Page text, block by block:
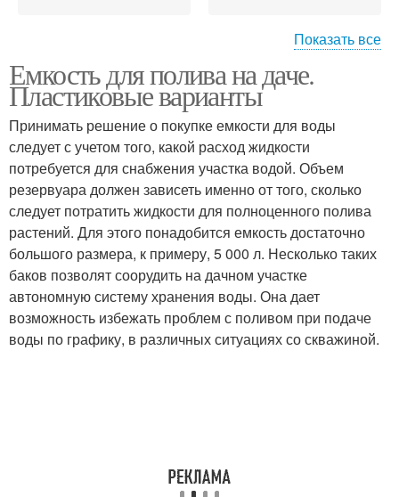
полива
Капельный полив
Бак для полива
Показать все
Емкость для полива на даче.
Пластиковые варианты
Принимать решение о покупке емкости для воды
следует с учетом того, какой расход жидкости
потребуется для снабжения участка водой. Объем
резервуара должен зависеть именно от того, сколько
следует потратить жидкости для полноценного полива
растений. Для этого понадобится емкость достаточно
большого размера, к примеру, 5 000 л. Несколько таких
баков позволят соорудить на дачном участке
автономную систему хранения воды. Она дает
возможность избежать проблем с поливом при подаче
воды по графику, в различных ситуациях со скважиной.